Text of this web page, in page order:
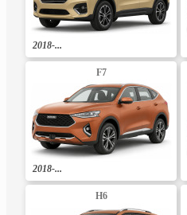
2018-...
F7
2018-...
H6